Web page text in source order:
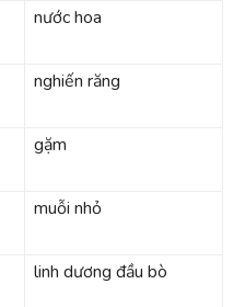
nước hoa
nghiến răng
gặm
muỗi nhỏ
linh dương đầu bò